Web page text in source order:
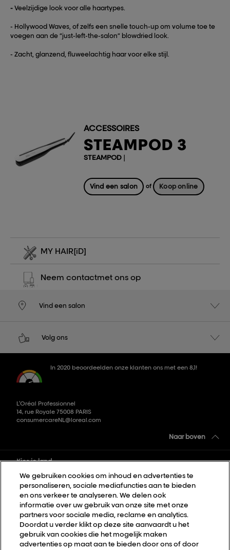
- Veelzijdige look voor alle haartypes.
- Hollywood Waves, of zelfs een snelle touch-up om volume toe te
voegen aan de “just-left-the-salon” blowdried look.
- Zacht, glanzend, fluweelachtig haar voor elke stijl.
ACCESSOIRES
STEAMPOD 3
STEAMPOD|
Vind een salon of Koop online
MY HAIR[iD]
Neem contactmet ons op
Vind een salon
Volg ons
In 2020 beoordeelden onze klanten ons met een 8,1!
L’Oréal Professionnel
14, rue Royale 75008 PARIS
consumercareNL@loreal.com
Naar boven
Kies je land
Sitemap
Algemene voorwaarden
Privacybeleid
Cookie Settings
We gebruiken cookies om inhoud en advertenties te
personaliseren, sociale mediafuncties aan te bieden
en ons verkeer te analyseren. We delen ook
informatie over uw gebruik van onze site met onze
partners voor sociale media, reclame en analytics.
Doordat u verder klikt op deze site aanvaardt u het
gebruik van cookies die het mogelijk maken
advertenties op maat aan te bieden door ons of door